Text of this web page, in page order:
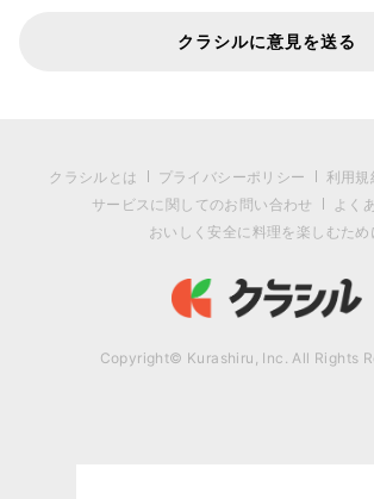
クラシルに意見を送る
クラシルとは プライバシーポリシー 利用規
サービスに関してのお問い合わせ
よく
おいしく安全に料理を楽しむため
Copyright© Kurashiru, Inc. All Rights